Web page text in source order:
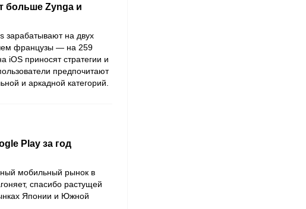
больше Zynga и
зарабатывают на двух
французы — на 259
iOS приносят стратегии и
предпочитают
и аркадной категорий.
Play за год
мобильный рынок в
спасибо растущей
Японии и Южной